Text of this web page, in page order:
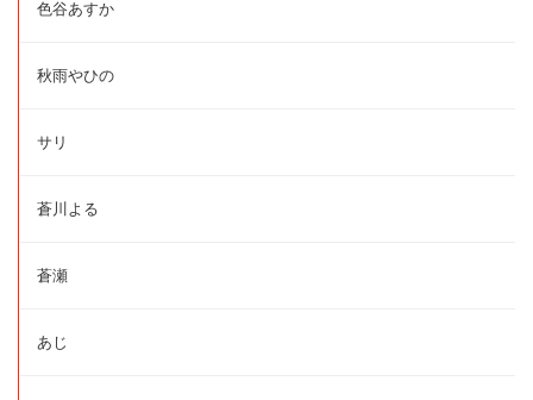
色谷あすか
秋雨やひの
サリ
蒼川よる
蒼瀬
あじ